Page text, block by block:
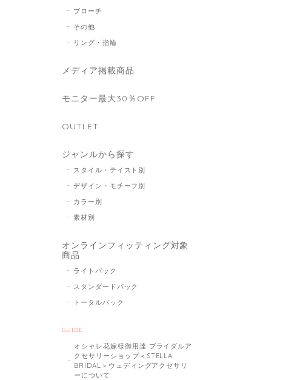
ブローチ
その他
リング・指輪
メディア掲載商品
モニター最大30％OFF
OUTLET
ジャンルから探す
スタイル・テイスト別
デザイン・モチーフ別
カラー別
素材別
オンラインフィッティング対象
商品
ライトパック
スタンダードパック
トータルパック
GUIDE
オシャレ花嫁様御用達 ブライダルア
クセサリーショップ＜STELLA
BRIDAL＞ウェディングアクセサリ
ーについて